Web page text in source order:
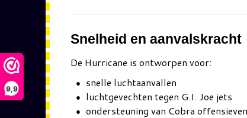
9,9
Snelheid en aanvalskracht
De Hurricane is ontworpen voor:
snelle luchtaanvallen
luchtgevechten tegen G.I. Joe jets
ondersteuning van Cobra offensieven